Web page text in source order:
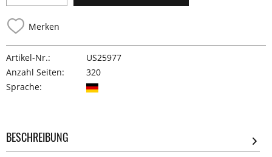
Merken
Artikel-Nr.:
US25977
Anzahl Seiten:
320
Sprache:
BESCHREIBUNG